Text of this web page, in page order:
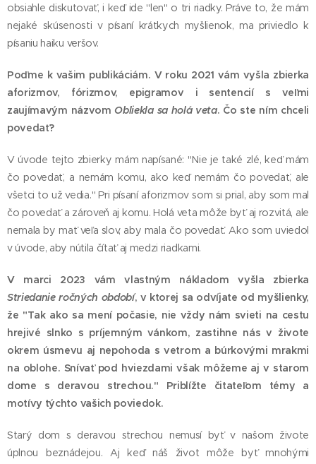
obsiahle diskutovať, i keď ide "len" o tri riadky. Práve to, že mám
nejaké skúsenosti v písaní krátkych myšlienok, ma priviedlo k
písaniu haiku veršov.
Poďme k vašim publikáciám. V roku 2021 vám vyšla zbierka
aforizmov, fórizmov, epigramov i sentencií s veľmi
zaujímavým názvom Obliekla sa holá veta. Čo ste ním chceli
povedať?
V úvode tejto zbierky mám napísané: "Nie je také zlé, keď mám
čo povedať, a nemám komu, ako keď nemám čo povedať, ale
všetci to už vedia." Pri písaní aforizmov som si prial, aby som mal
čo povedať a zároveň aj komu. Holá veta môže byť aj rozvitá, ale
nemala by mať veľa slov, aby mala čo povedať. Ako som uviedol
v úvode, aby nútila čítať aj medzi riadkami.
V marci 2023 vám vlastným nákladom vyšla zbierka
Striedanie ročných období, v ktorej sa odvíjate od myšlienky,
že "Tak ako sa mení počasie, nie vždy nám svieti na cestu
hrejivé slnko s príjemným vánkom, zastihne nás v živote
okrem úsmevu aj nepohoda s vetrom a búrkovými mrakmi
na oblohe. Snívať pod hviezdami však môžeme aj v starom
dome s deravou strechou." Priblížte čitateľom témy a
motívy týchto vašich poviedok.
Starý dom s deravou strechou nemusí byť v našom živote
úplnou beznádejou. Aj keď náš život môže byť mnohými